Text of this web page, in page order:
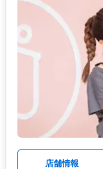
店舗情報